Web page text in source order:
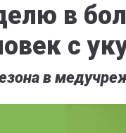
в
с
в